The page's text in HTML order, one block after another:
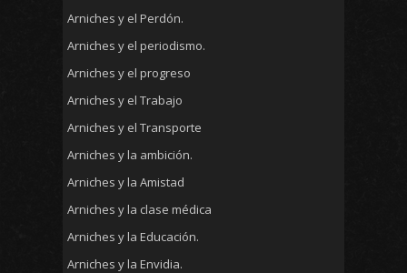
Arniches y el Perdón.
Arniches y el periodismo.
Arniches y el progreso
Arniches y el Trabajo
Arniches y el Transporte
Arniches y la ambición.
Arniches y la Amistad
Arniches y la clase médica
Arniches y la Educación.
Arniches y la Envidia.